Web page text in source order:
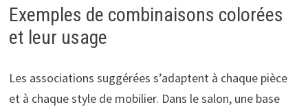
Exemples de combinaisons colorées
et leur usage
Les associations suggérées s’adaptent à chaque pièce
et à chaque style de mobilier. Dans le salon, une base